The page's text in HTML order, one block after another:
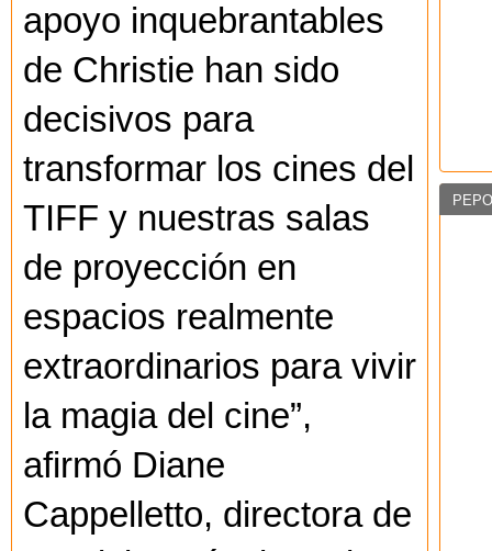
apoyo inquebrantables
de Christie han sido
decisivos para
transformar los cines del
TIFF y nuestras salas
de proyección en
espacios realmente
extraordinarios para vivir
la magia del cine”,
afirmó Diane
Cappelletto, directora de